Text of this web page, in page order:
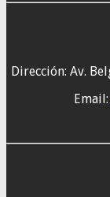
Dirección: Av.
Email: